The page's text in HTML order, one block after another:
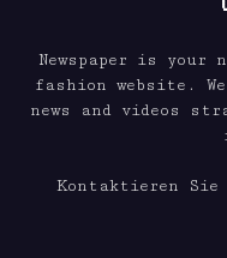
Newspaper is your
fashion website.
news and videos
Kontaktieren Sie